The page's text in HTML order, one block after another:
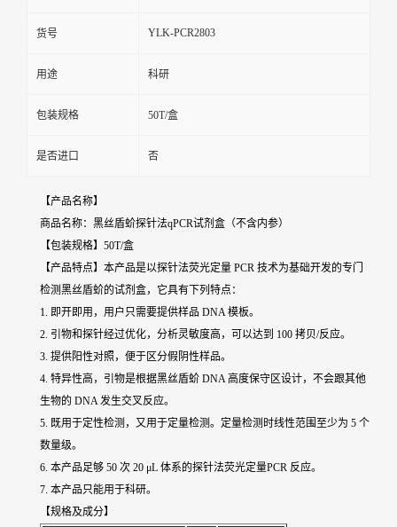
货号 YLK-PCR2803
用途 科研
包装规格 50T/盒
是否进口 否
【产品名称】
商品名称：黑丝盾蚧探针法qPCR试剂盒（不含内参）
【包装规格】50T/盒
【产品特点】本产品是以探针法荧光定量 PCR 技术为基础开发的专门
检测黑丝盾蚧的试剂盒，它具有下列特点：
1. 即开即用，用户只需要提供样品 DNA 模板。
2. 引物和探针经过优化，分析灵敏度高，可以达到 100 拷贝/反应。
3. 提供阳性对照，便于区分假阴性样品。
4. 特异性高，引物是根据黑丝盾蚧 DNA 高度保守区设计，不会跟其他
生物的 DNA 发生交叉反应。
5. 既用于定性检测，又用于定量检测。定量检测时线性范围至少为 5 个
数量级。
6. 本产品足够 50 次 20 μL 体系的探针法荧光定量PCR 反应。
7. 本产品只能用于科研。
【规格及成分】